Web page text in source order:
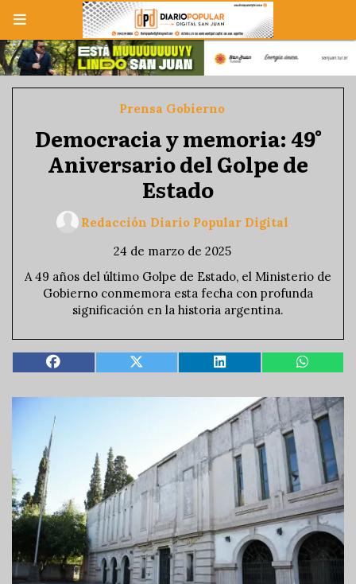
Democracia y memoria: 49°
Aniversario del Golpe de
Estado
A 49 años del último Golpe de Estado, el Ministerio de
Gobierno conmemora esta fecha con profunda
significación en la historia argentina.
Prensa Gobierno
24 de marzo de 2025
Redacción Diario Popular Digital